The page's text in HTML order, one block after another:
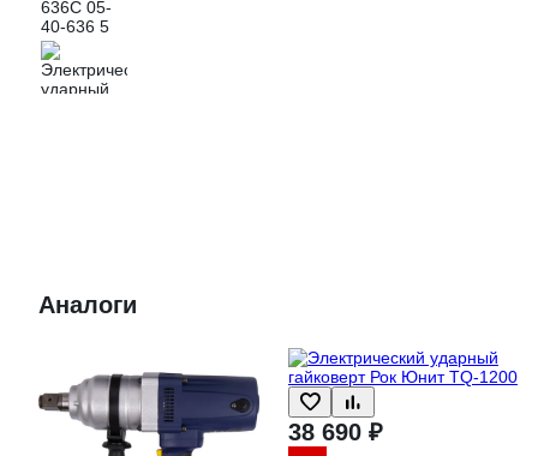
Аналоги
38 690 ₽